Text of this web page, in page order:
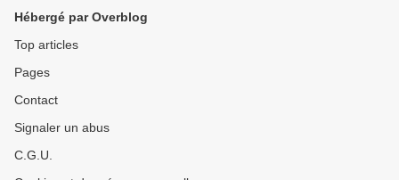
Hébergé par Overblog
Top articles
Pages
Contact
Signaler un abus
C.G.U.